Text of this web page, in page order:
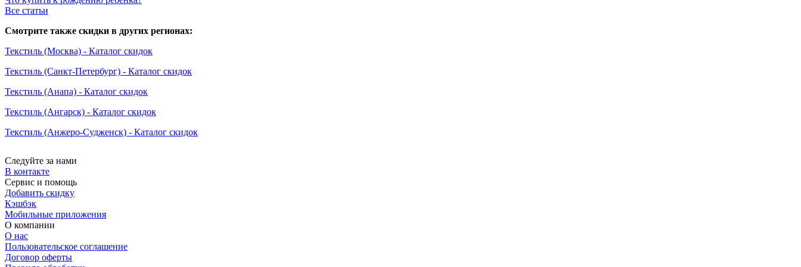
Все статьи
Смотрите также скидки в других регионах:
Текстиль (Москва) - Каталог скидок
Текстиль (Санкт-Петербург) - Каталог скидок
Текстиль (Анапа) - Каталог скидок
Текстиль (Ангарск) - Каталог скидок
Текстиль (Анжеро-Судженск) - Каталог скидок
Следуйте за нами
В контакте
Сервис и помощь
Добавить скидку
Кэшбэк
Мобильные приложения
О компании
О нас
Пользовательское соглашение
Договор оферты